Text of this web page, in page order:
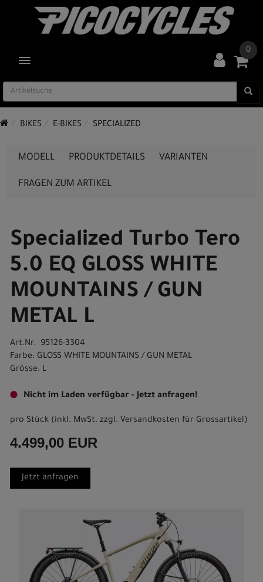
TOGGLE NAVIGATION
0
BIKES E-BIKES SPECIALIZED
MODELL PRODUKTDETAILS VARIANTEN
FRAGEN ZUM ARTIKEL
Specialized Turbo Tero
5.0 EQ GLOSS WHITE
MOUNTAINS / GUN
METAL L
Art.Nr. 95126-3304
Farbe: GLOSS WHITE MOUNTAINS / GUN METAL
Grösse: L
Nicht im Laden verfügbar - Jetzt anfragen!
pro Stück (inkl. MwSt. zzgl. Versandkosten für Grossartikel)
4.499,00 EUR
Jetzt anfragen